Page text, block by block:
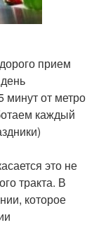
прием
минут от метро
каждый
это не
тракта. В
которое